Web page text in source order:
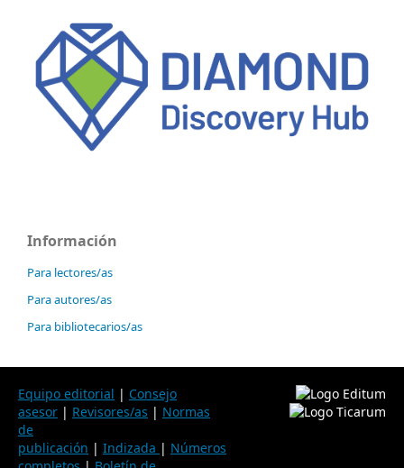
Información
Para lectores/as
Para autores/as
Para bibliotecarios/as
Equipo editorial | Consejo
asesor | Revisores/as | Normas
de
publicación | Indizada | Números